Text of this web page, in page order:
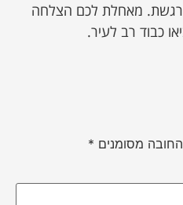
מאחלת לכם הצלחה
כבוד רב לעיר.
מסומנים *